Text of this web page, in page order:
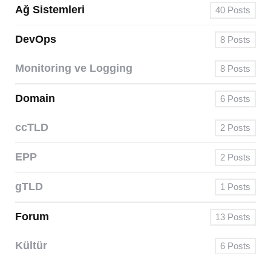
Ağ Sistemleri 40 Posts
DevOps 8 Posts
Monitoring ve Logging 8 Posts
Domain 6 Posts
ccTLD 2 Posts
EPP 2 Posts
gTLD 1 Posts
Forum 13 Posts
Kültür 6 Posts